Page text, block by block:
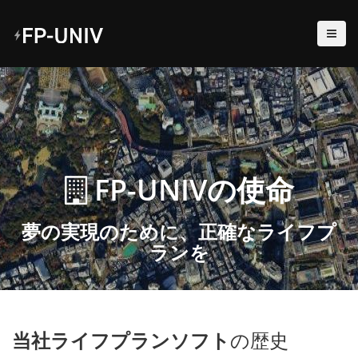
FP-UNIVの使命
夢の実現のために、正確なライフプ
ランを
Keyboard shortcuts Image may be subject to copyright
当社ライフプランソフトの歴史